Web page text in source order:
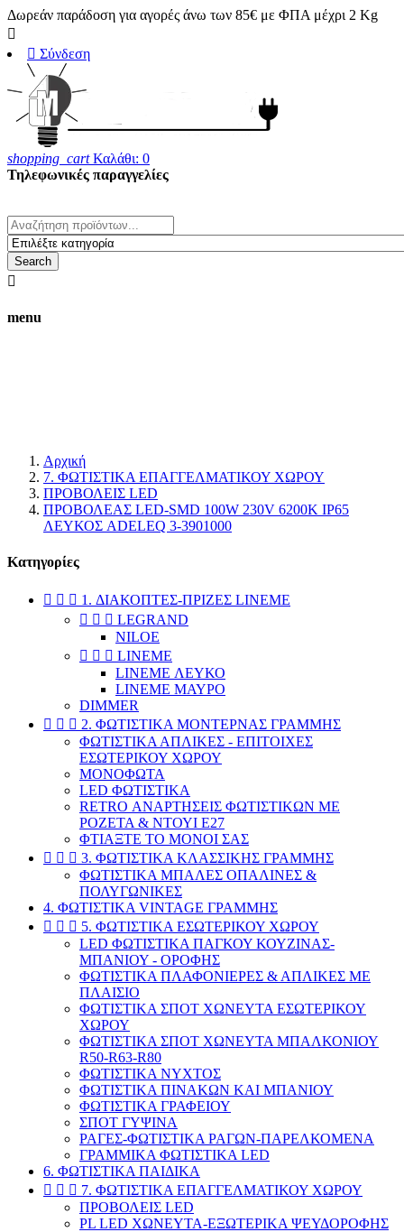
Δωρεάν παράδοση για αγορές άνω των 85€ με ΦΠΑ μέχρι 2 Kg

 Σύνδεση
shopping_cart Καλάθι: 0
Τηλεφωνικές παραγγελίες
Search

menu
Αρχική
7. ΦΩΤΙΣΤΙΚΑ ΕΠΑΓΓΕΛΜΑΤΙΚΟΥ ΧΩΡΟΥ
ΠΡΟΒΟΛΕΙΣ LED
ΠΡΟΒΟΛΕΑΣ LED-SMD 100W 230V 6200K IP65
ΛΕΥΚΟΣ ADELEQ 3-3901000
Κατηγορίες
   1. ΔΙΑΚΟΠΤΕΣ-ΠΡΙΖΕΣ LINEME
   LEGRAND
NILOE
   LINEME
LINEME ΛΕΥΚΟ
LINEME ΜΑΥΡΟ
DIMMER
   2. ΦΩΤΙΣΤΙΚΑ ΜΟΝΤΕΡΝΑΣ ΓΡΑΜΜΗΣ
ΦΩΤΙΣΤΙΚΑ ΑΠΛΙΚΕΣ - ΕΠΙΤΟΙΧΕΣ
ΕΣΩΤΕΡΙΚΟΥ ΧΩΡΟΥ
ΜΟΝΟΦΩΤΑ
LED ΦΩΤΙΣΤΙΚΑ
RETRO ΑΝΑΡΤΗΣΕΙΣ ΦΩΤΙΣΤΙΚΩΝ ΜΕ
ΡΟΖΕΤΑ & ΝΤΟΥΙ Ε27
ΦΤΙΑΞΤΕ ΤΟ ΜΟΝΟΙ ΣΑΣ
   3. ΦΩΤΙΣΤΙΚΑ ΚΛΑΣΣΙΚΗΣ ΓΡΑΜΜΗΣ
ΦΩΤΙΣΤΙΚΑ ΜΠΑΛΕΣ ΟΠΑΛΙΝΕΣ &
ΠΟΛΥΓΩΝΙΚΕΣ
4. ΦΩΤΙΣΤΙΚΑ VINTAGE ΓΡΑΜΜΗΣ
   5. ΦΩΤΙΣΤΙΚΑ ΕΣΩΤΕΡΙΚΟΥ ΧΩΡΟΥ
LED ΦΩΤΙΣΤΙΚΑ ΠΑΓΚΟΥ ΚΟΥΖΙΝΑΣ-
ΜΠΑΝΙΟΥ - ΟΡΟΦΗΣ
ΦΩΤΙΣΤΙΚΑ ΠΛΑΦΟΝΙΕΡΕΣ & ΑΠΛΙΚΕΣ ΜΕ
ΠΛΑΙΣΙΟ
ΦΩΤΙΣΤΙΚΑ ΣΠΟΤ ΧΩΝΕΥΤΑ ΕΣΩΤΕΡΙΚΟΥ
ΧΩΡΟΥ
ΦΩΤΙΣΤΙΚΑ ΣΠΟΤ ΧΩΝΕΥΤΑ ΜΠΑΛΚΟΝΙΟΥ
R50-R63-R80
ΦΩΤΙΣΤΙΚΑ ΝΥΧΤΟΣ
ΦΩΤΙΣΤΙΚΑ ΠΙΝΑΚΩΝ ΚΑΙ ΜΠΑΝΙΟΥ
ΦΩΤΙΣΤΙΚΑ ΓΡΑΦΕΙΟΥ
ΣΠΟΤ ΓΥΨΙΝΑ
ΡΑΓΕΣ-ΦΩΤΙΣΤΙΚΑ ΡΑΓΩΝ-ΠΑΡΕΛΚΟΜΕΝΑ
ΓΡΑΜΜΙΚΑ ΦΩΤΙΣΤΙΚΑ LED
6. ΦΩΤΙΣΤΙΚΑ ΠΑΙΔΙΚΑ
   7. ΦΩΤΙΣΤΙΚΑ ΕΠΑΓΓΕΛΜΑΤΙΚΟΥ ΧΩΡΟΥ
ΠΡΟΒΟΛΕΙΣ LED
PL LED ΧΩΝΕΥΤΑ-ΕΞΩΤΕΡΙΚΑ ΨΕΥΔΟΡΟΦΗΣ